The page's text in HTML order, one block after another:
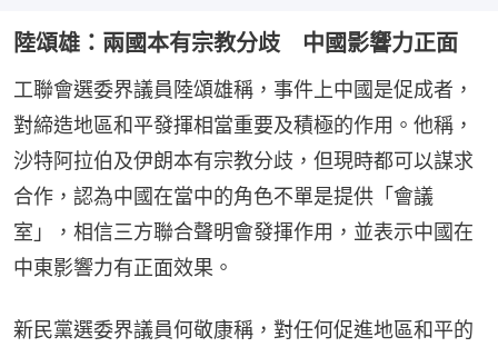
陸頌雄：兩國本有宗教分歧 中國影響力正面
工聯會選委界議員陸頌雄稱，事件上中國是促成者，
對締造地區和平發揮相當重要及積極的作用。他稱，
沙特阿拉伯及伊朗本有宗教分歧，但現時都可以謀求
合作，認為中國在當中的角色不單是提供「會議
室」，相信三方聯合聲明會發揮作用，並表示中國在
中東影響力有正面效果。
新民黨選委界議員何敬康稱，對任何促進地區和平的